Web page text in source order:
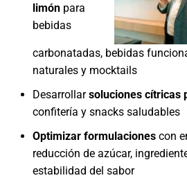
limón para
bebidas
carbonatadas, bebidas
naturales y mocktails
Desarrollarsoluciones cítricas
confitería y snacks saludables
Optimizar formulaciones con
reducción de azúcar,
estabilidad del sabor